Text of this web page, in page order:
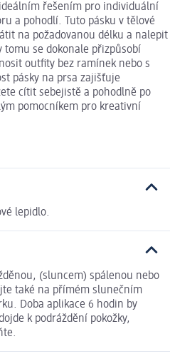
řešením pro individuální
a pohodlí. Tuto pásku v tělové
na požadovanou délku a nalepit
se dokonale přizpůsobí
outfity bez ramínek nebo s
pásky na prsa zajišťuje
cítit sebejistě a pohodlně po
pomocníkem pro kreativní
lepidlo.
(sluncem) spálenou nebo
také na přímém slunečním
Doba aplikace 6 hodin by
k podráždění pokožky,